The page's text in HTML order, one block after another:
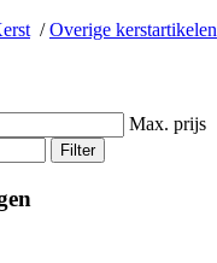
/Overige kerstartikelen
Max. prijs
Filter